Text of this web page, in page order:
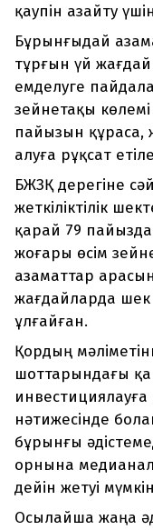
қаупін азайту
Бұрынғыдай
тұрғын үй
емделуге
зейнетақы
пайызын құраса,
алуға рұқсат
БЖЗҚ дерегіне
жеткіліктілік
қарай 79
жоғары өсім
азаматтар
жағдайларда шек
ұлғайған.
Қордың
шоттарындағы
инвестициялауға
нәтижесінде
бұрынғы
орнына
дейін жетуі
Осылайша жаңа